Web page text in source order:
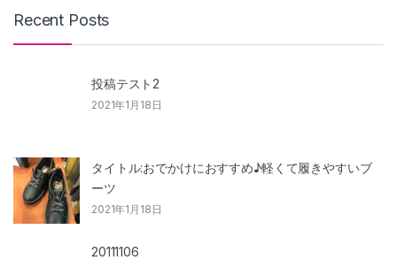
Recent Posts
投稿テスト2
2021年1月18日
タイトル:おでかけにおすすめ♪軽くて履きやすいブ
ーツ
2021年1月18日
20111106